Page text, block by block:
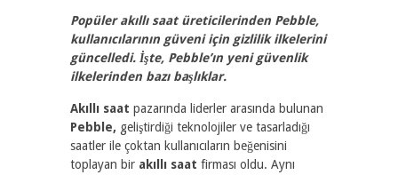
Popüler akıllı saat üreticilerinden Pebble,
kullanıcılarının güveni için gizlilik ilkelerini
güncelledi. İşte, Pebble’ın yeni güvenlik
ilkelerinden bazı başlıklar.
Akıllı saat pazarında liderler arasında bulunan
Pebble, geliştirdiği teknolojiler ve tasarladığı
saatler ile çoktan kullanıcıların beğenisini
toplayan bir akıllı saat firması oldu. Aynı